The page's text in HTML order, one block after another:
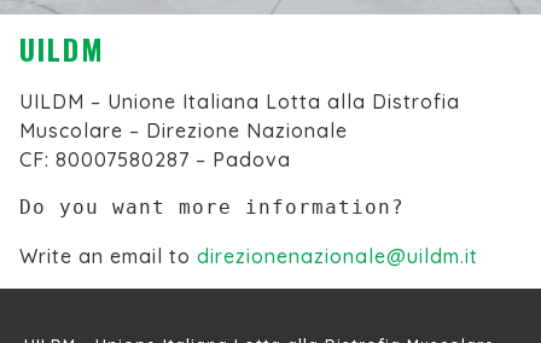
UILDM
UILDM – Unione Italiana Lotta alla Distrofia
Muscolare – Direzione Nazionale
CF: 80007580287 – Padova
Do you want more information?
Write an email to direzionenazionale@uildm.it